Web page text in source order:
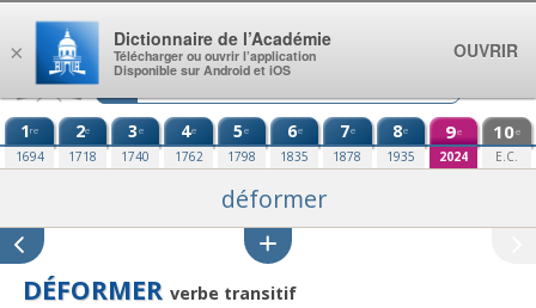
Aller au contenu
1re
1694
2e
1718
3e
1740
4e
1762
5e
1798
6e
1835
7e
1878
8e
1935
9e
2024
10e
E.C.
déformer
DÉFORMER verbe transitif
×
Dictionnaire de l’Académie
Télécharger ou ouvrir l’application
Disponible sur Android et iOS
OUVRIR